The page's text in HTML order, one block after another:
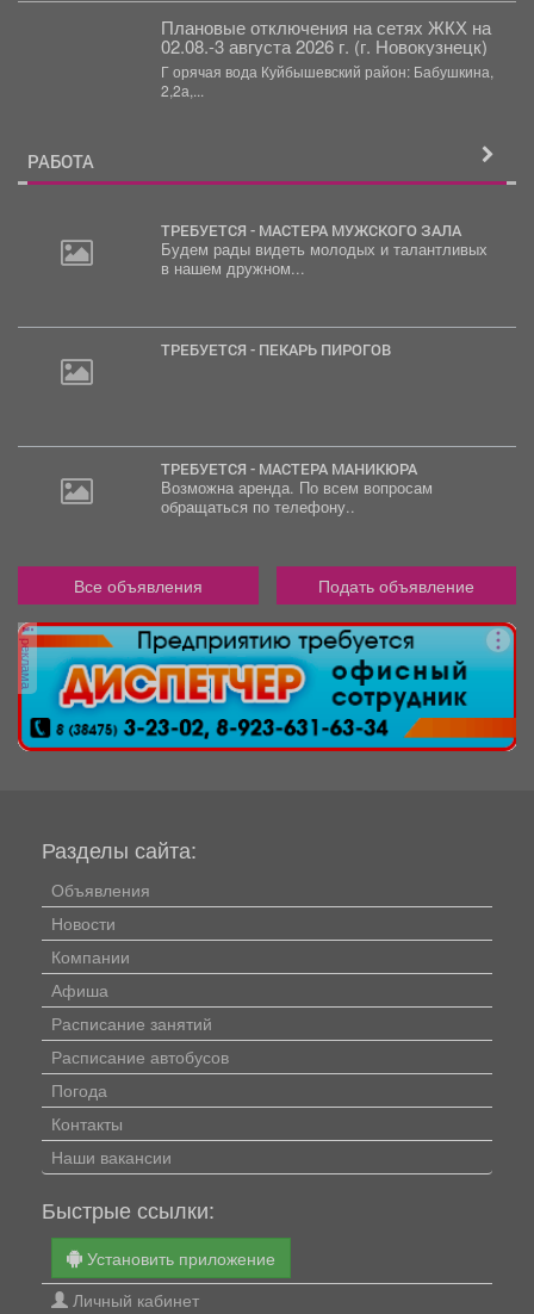
Плановые отключения на сетях ЖКХ на
02.08.-3 августа 2026 г. (г. Новокузнецк)
Г орячая вода Куйбышевский район: Бабушкина,
2,2а,...
РАБОТА
ТРЕБУЕТСЯ - МАСТЕРА МУЖСКОГО ЗАЛА
Будем рады видеть молодых и талантливых
в нашем дружном...
ТРЕБУЕТСЯ - ПЕКАРЬ ПИРОГОВ
ТРЕБУЕТСЯ - МАСТЕРА МАНИКЮРА
Возможна аренда. По всем вопросам
обращаться по телефону..
Все объявления Подать объявление
реклама
Разделы сайта:
Объявления
Новости
Компании
Афиша
Расписание занятий
Расписание автобусов
Погода
Контакты
Наши вакансии
Быстрые ссылки:
Установить приложение
Личный кабинет